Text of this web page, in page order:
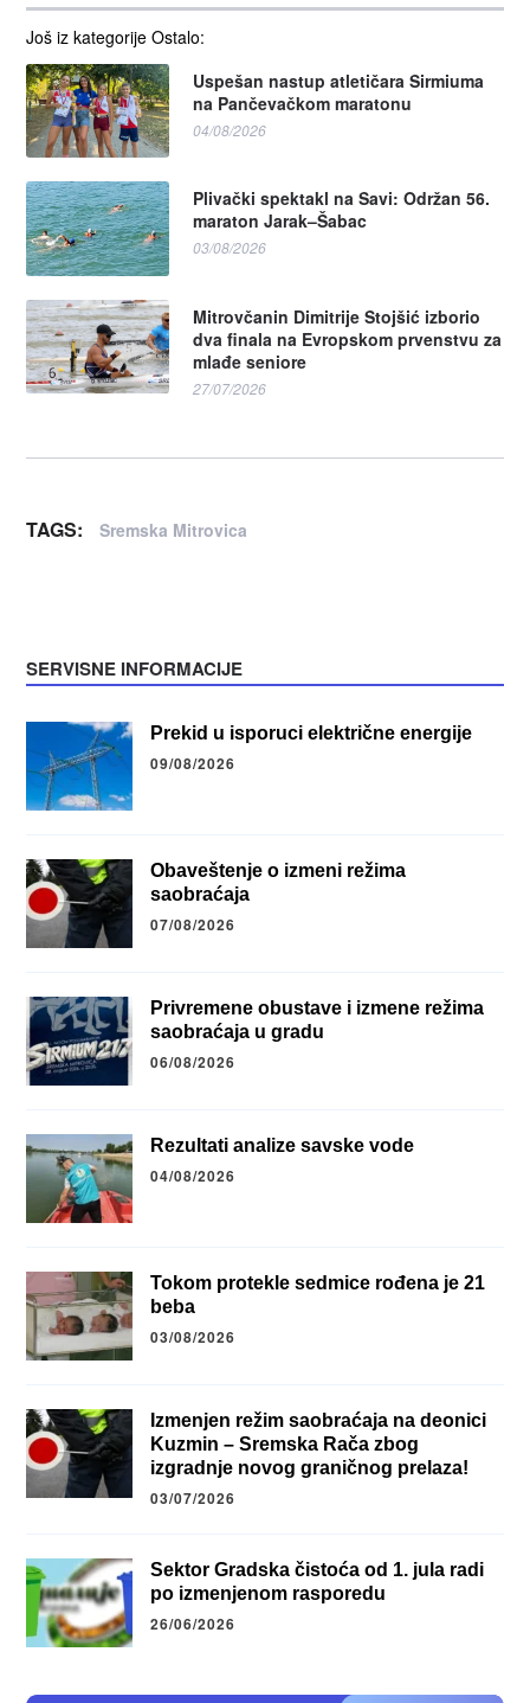
Još iz kategorije Ostalo:
Uspešan nastup atletičara Sirmiuma
na Pančevačkom maratonu
04/08/2026
Plivački spektakl na Savi: Održan 56.
maraton Jarak–Šabac
03/08/2026
Mitrovčanin Dimitrije Stojšić izborio
dva finala na Evropskom prvenstvu za
mlađe seniore
27/07/2026
TAGS: Sremska Mitrovica
SERVISNE INFORMACIJE
Prekid u isporuci električne energije
09/08/2026
Obaveštenje o izmeni režima
saobraćaja
07/08/2026
Privremene obustave i izmene režima
saobraćaja u gradu
06/08/2026
Rezultati analize savske vode
04/08/2026
Tokom protekle sedmice rođena je 21
beba
03/08/2026
Izmenjen režim saobraćaja na deonici
Kuzmin – Sremska Rača zbog
izgradnje novog graničnog prelaza!
03/07/2026
Sektor Gradska čistoća od 1. jula radi
po izmenjenom rasporedu
26/06/2026